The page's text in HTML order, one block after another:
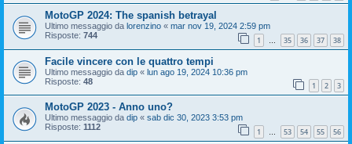
MotoGP 2024: The spanish betrayal
Ultimo messaggio da lorenzino « mar nov 19, 2024 2:59 pm
Risposte: 744 1 … 35 36 37 38
Facile vincere con le quattro tempi
Ultimo messaggio da dip « lun ago 19, 2024 10:36 pm
Risposte: 48 1 2 3
MotoGP 2023 - Anno uno?
Ultimo messaggio da dip « sab dic 30, 2023 3:53 pm
Risposte: 1112 1 … 53 54 55 56